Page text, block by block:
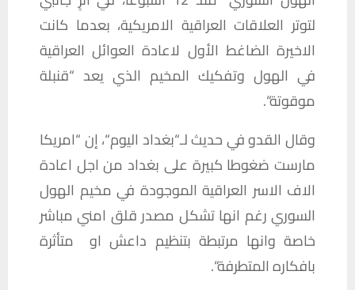
لتوتر العلاقات العراقية الامريكية، بعدما كانت
الاخيرة الضاغط الأول لاعادة العوائل العراقية
في الهول وتفكيك المخيم الذي يعد “قنبلة
موقوتة“.
وقال القدوفيحديثلـ“بغداد اليوم“،إن“امريكا
مارست ضغوطا كبيرة على بغداد من اجل اعادة
الاف الاسر العراقية الموجودة في مخيم الهول
السوريرغم انهاتشكل مصدرقلق امنيمباشر
خاصة وانها مرتبطة بتنظيم داعش او
متأثرة
بافكارهالمتطرفة“.